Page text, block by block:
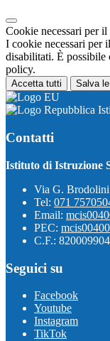
Cookie necessari per
I cookie necessari per
disabilitati. È possibile
policy.
Accetta tutti Salva
Contatti
Istituto di Istruzione
Via G.
Tel: 071
Email:
PEC:
C.F.:
Seguici su
Facebook
Youtube
Instagram
TikTok